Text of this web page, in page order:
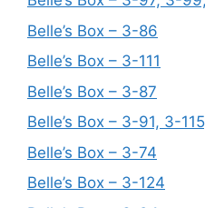
Belle’s Box – 3-86
Belle’s Box – 3-111
Belle’s Box – 3-87
Belle’s Box – 3-91, 3-
Belle’s Box – 3-74
Belle’s Box – 3-124